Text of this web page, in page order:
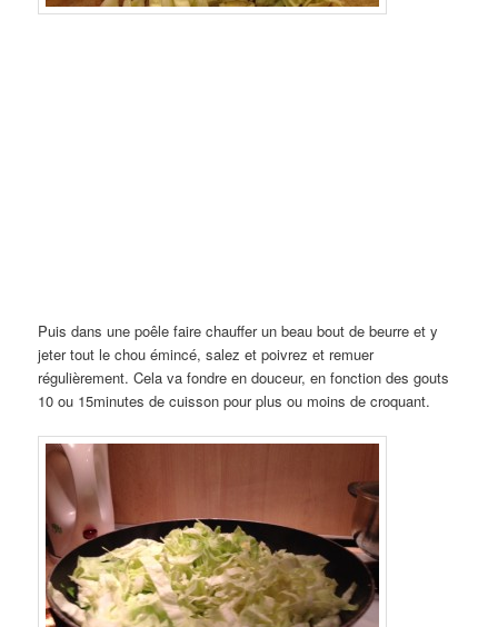
Puis dans une poêle faire chauffer un beau bout de beurre et y
jeter tout le chou émincé, salez et poivrez et remuer
régulièrement. Cela va fondre en douceur, en fonction des gouts
10 ou 15minutes de cuisson pour plus ou moins de croquant.